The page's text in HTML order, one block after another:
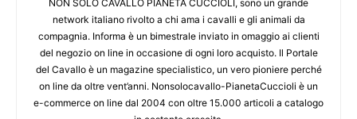
NON SOLO CAVALLO PIANETA CUCCIOLI, sono un grande
network italiano rivolto a chi ama i cavalli e gli animali da
compagnia. Informa è un bimestrale inviato in omaggio ai clienti
del negozio on line in occasione di ogni loro acquisto. Il Portale
del Cavallo è un magazine specialistico, un vero pioniere perché
on line da oltre vent’anni. Nonsolocavallo-PianetaCuccioli è un
e-commerce on line dal 2004 con oltre 15.000 articoli a catalogo